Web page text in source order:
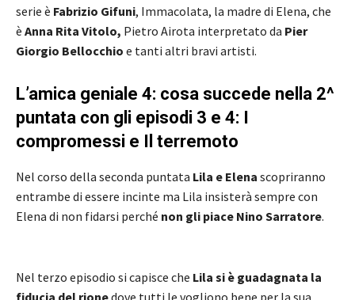
serie è Fabrizio Gifuni, Immacolata, la madre di Elena, che
è Anna Rita Vitolo, Pietro Airota interpretato da Pier
Giorgio Bellocchio e tanti altri bravi artisti.
L’amica geniale 4: cosa succede nella 2^
puntata con gli episodi 3 e 4: I
compromessi e Il terremoto
Nel corso della seconda puntata Lila e Elena scopriranno
entrambe di essere incinte ma Lila insisterà sempre con
Elena di non fidarsi perché non gli piace Nino Sarratore.
Nel terzo episodio si capisce che Lila si è guadagnata la
fiducia del rionedove tutti le vogliono bene per la sua